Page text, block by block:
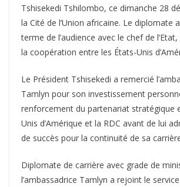
Tshisekedi Tshilombo, ce dimanche 28
la Cité de l’Union africaine. Le diplomate
terme de l’audience avec le chef de
la coopération entre les États-Unis
Le Président Tshisekedi a remercié
Tamlyn pour son investissement
renforcement du partenariat stratégique
Unis d’Amérique et la RDC avant de lui
de succès pour la continuité de sa
Diplomate de carrière avec grade de
l’ambassadrice Tamlyn a rejoint le